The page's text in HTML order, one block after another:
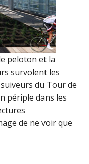
peloton et la
survolent les
suiveurs du Tour de
périple dans les
de ne voir que